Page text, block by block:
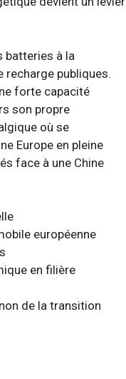
batteries à la
publiques.
forte capacité
son propre
où se
Europe en pleine
face à une Chine
européenne
en filière
de la transition